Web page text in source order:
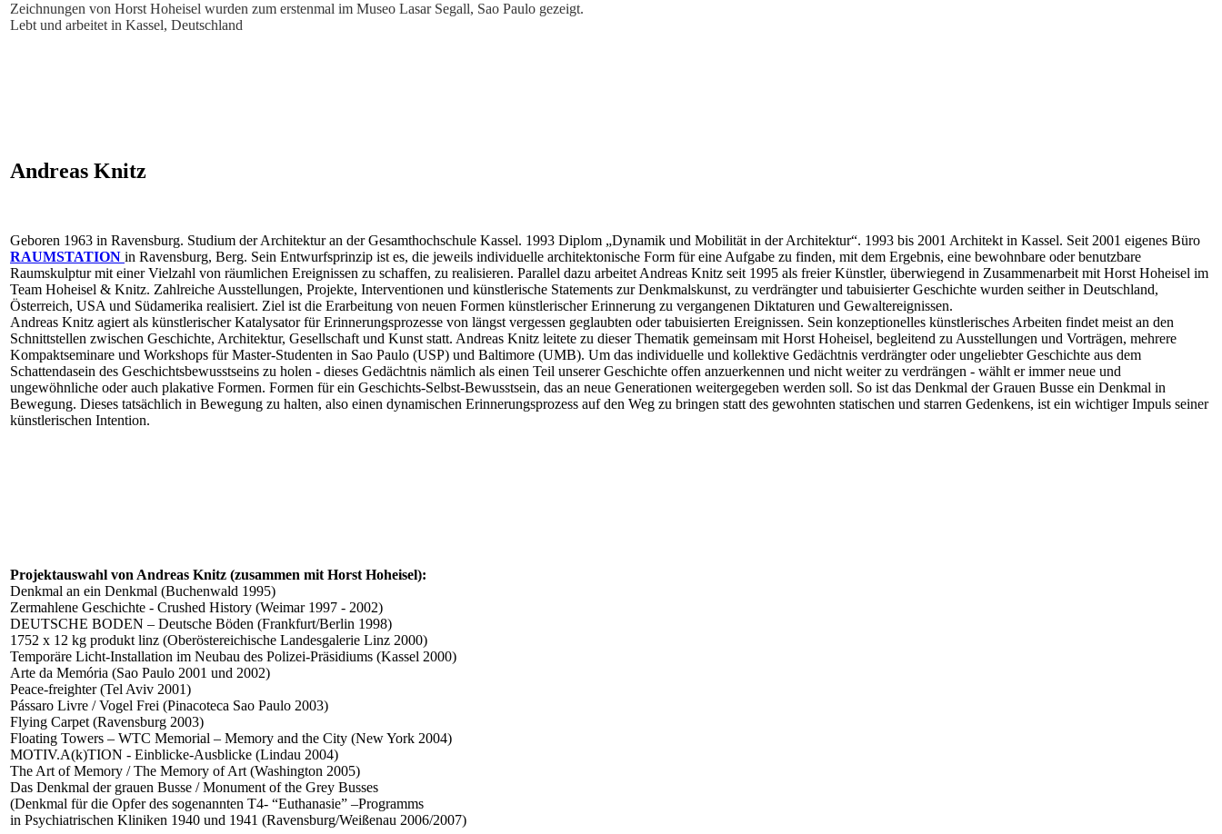
Zeichnungen von Horst Hoheisel wurden zum erstenmal im Museo Lasar Segall, Sao Paulo gezeigt.
Lebt und arbeitet in Kassel, Deutschland
Andreas Knitz
Geboren 1963 in Ravensburg. Studium der Architektur an der Gesamthochschule Kassel. 1993 Diplom „Dynamik und Mobilität in der Architektur“. 1993 bis 2001 Architekt in Kassel. Seit 2001 eigenes Büro
RAUMSTATION in Ravensburg, Berg. Sein Entwurfsprinzip ist es, die jeweils individuelle architektonische Form für eine Aufgabe zu finden, mit dem Ergebnis, eine bewohnbare oder benutzbare
Raumskulptur mit einer Vielzahl von räumlichen Ereignissen zu schaffen, zu realisieren. Parallel dazu arbeitet Andreas Knitz seit 1995 als freier Künstler, überwiegend in Zusammenarbeit mit Horst Hoheisel im
Team Hoheisel & Knitz. Zahlreiche Ausstellungen, Projekte, Interventionen und künstlerische Statements zur Denkmalskunst, zu verdrängter und tabuisierter Geschichte wurden seither in Deutschland,
Österreich, USA und Südamerika realisiert. Ziel ist die Erarbeitung von neuen Formen künstlerischer Erinnerung zu vergangenen Diktaturen und Gewaltereignissen.
Andreas Knitz agiert als künstlerischer Katalysator für Erinnerungsprozesse von längst vergessen geglaubten oder tabuisierten Ereignissen. Sein konzeptionelles künstlerisches Arbeiten findet meist an den
Schnittstellen zwischen Geschichte, Architektur, Gesellschaft und Kunst statt. Andreas Knitz leitete zu dieser Thematik gemeinsam mit Horst Hoheisel, begleitend zu Ausstellungen und Vorträgen, mehrere
Kompaktseminare und Workshops für Master-Studenten in Sao Paulo (USP) und Baltimore (UMB). Um das individuelle und kollektive Gedächtnis verdrängter oder ungeliebter Geschichte aus dem
Schattendasein des Geschichtsbewusstseins zu holen - dieses Gedächtnis nämlich als einen Teil unserer Geschichte offen anzuerkennen und nicht weiter zu verdrängen - wählt er immer neue und
ungewöhnliche oder auch plakative Formen. Formen für ein Geschichts-Selbst-Bewusstsein, das an neue Generationen weitergegeben werden soll. So ist das Denkmal der Grauen Busse ein Denkmal in
Bewegung. Dieses tatsächlich in Bewegung zu halten, also einen dynamischen Erinnerungsprozess auf den Weg zu bringen statt des gewohnten statischen und starren Gedenkens, ist ein wichtiger Impuls seiner
künstlerischen Intention.
Projektauswahl von Andreas Knitz (zusammen mit Horst Hoheisel):
Denkmal an ein Denkmal (Buchenwald 1995)
Zermahlene Geschichte - Crushed History (Weimar 1997 - 2002)
DEUTSCHE BODEN – Deutsche Böden (Frankfurt/Berlin 1998)
1752 x 12 kg produkt linz (Oberöstereichische Landesgalerie Linz 2000)
Temporäre Licht-Installation im Neubau des Polizei-Präsidiums (Kassel 2000)
Arte da Memória (Sao Paulo 2001 und 2002)
Peace-freighter (Tel Aviv 2001)
Pássaro Livre / Vogel Frei (Pinacoteca Sao Paulo 2003)
Flying Carpet (Ravensburg 2003)
Floating Towers – WTC Memorial – Memory and the City (New York 2004)
MOTIV.A(k)TION - Einblicke-Ausblicke (Lindau 2004)
The Art of Memory / The Memory of Art (Washington 2005)
Das Denkmal der grauen Busse / Monument of the Grey Busses
(Denkmal für die Opfer des sogenannten T4- “Euthanasie” –Programms
in Psychiatrischen Kliniken 1940 und 1941 (Ravensburg/Weißenau 2006/2007)